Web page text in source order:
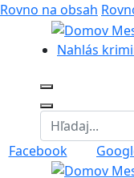
Rovno na obsah
Nahlás
Facebook